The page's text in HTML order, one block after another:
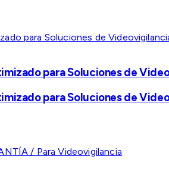
para Soluciones de
para Soluciones de